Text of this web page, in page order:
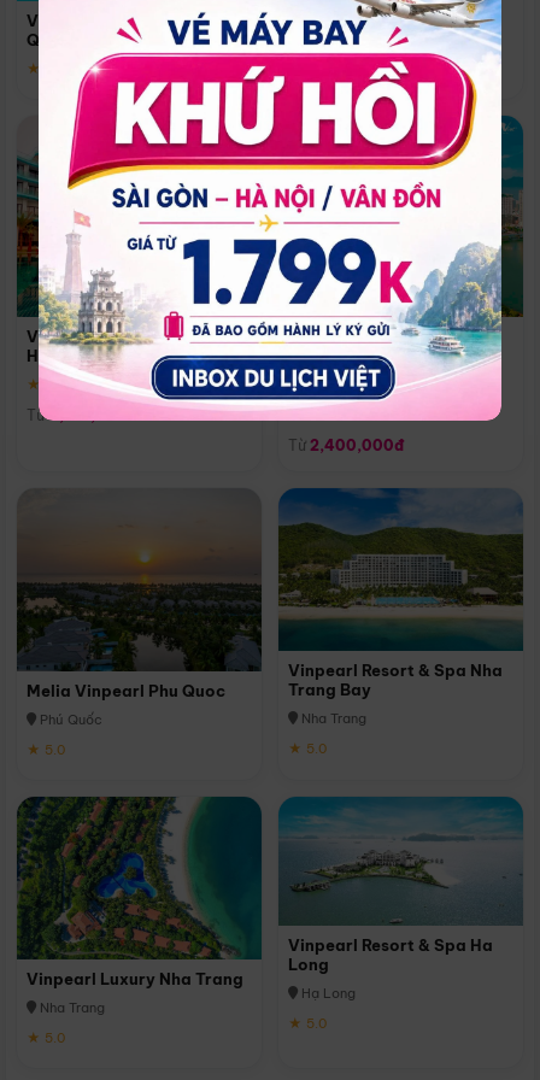
Vinpearl Resort & Spa Phu
Quoc
★ 5.0
Phú Quốc
Vinpearl Resort & Golf Nam
Hội An
★ 5.0
Từ
Melia Vinpearl Danang
Riverfront
Đà Nẵng
Từ 2,400,000đ
Melia Vinpearl Phu Quoc
Phú Quốc
★ 5.0
Vinpearl Resort & Spa Nha
Trang Bay
Nha Trang
★ 5.0
Vinpearl Luxury Nha Trang
Nha Trang
★ 5.0
Vinpearl Resort & Spa Ha
Long
Hạ Long
★ 5.0